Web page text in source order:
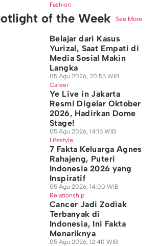
Fashion
of the Week See More
Belajar dari Kasus
Yurizal, Saat Empati di
Media Sosial Makin
Langka
05 Agu 2026, 20:55 WIB
Career
Ye Live in Jakarta
Resmi Digelar Oktober
2026, Hadirkan Dome
Stage!
05 Agu 2026, 14:15 WIB
Lifestyle
7 Fakta Keluarga Agnes
Rahajeng, Puteri
Indonesia 2026 yang
Inspiratif
05 Agu 2026, 14:00 WIB
Relationship
Cancer Jadi Zodiak
Terbanyak di
Indonesia, Ini Fakta
Menariknya
05 Agu 2026, 12:40 WIB